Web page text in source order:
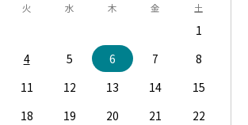
火 水 木 金 土
1
4 5 6 7
8
11 12 13 14
15
18 19 20 21
22